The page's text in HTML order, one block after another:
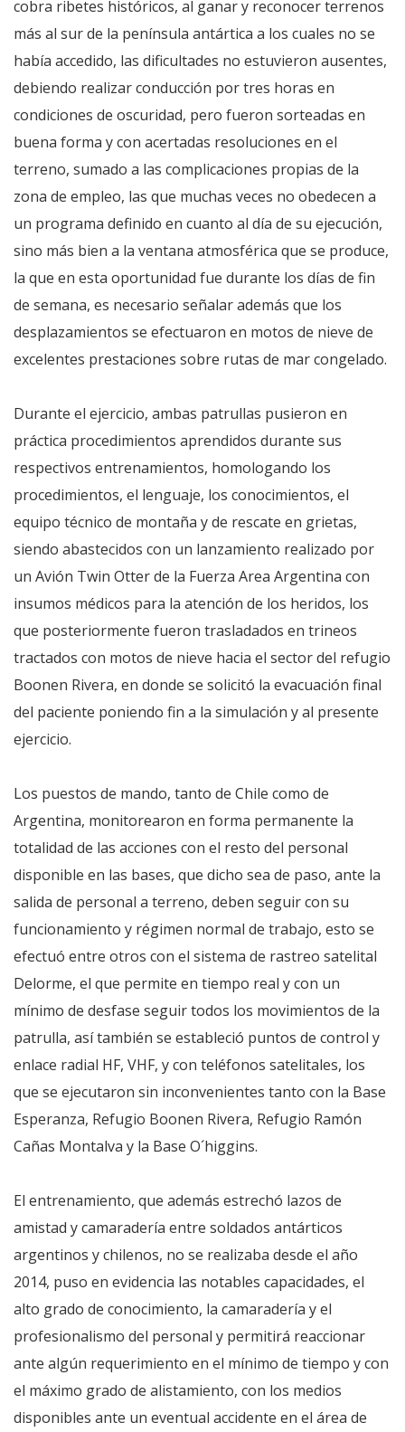
cobra ribetes históricos, al ganar y reconocer terrenos
más al sur de la península antártica a los cuales no se
había accedido, las dificultades no estuvieron ausentes,
debiendo realizar conducción por tres horas en
condiciones de oscuridad, pero fueron sorteadas en
buena forma y con acertadas resoluciones en el
terreno, sumado a las complicaciones propias de la
zona de empleo, las que muchas veces no obedecen a
un programa definido en cuanto al día de su ejecución,
sino más bien a la ventana atmosférica que se produce,
la que en esta oportunidad fue durante los días de fin
de semana, es necesario señalar además que los
desplazamientos se efectuaron en motos de nieve de
excelentes prestaciones sobre rutas de mar congelado.
Durante el ejercicio, ambas patrullas pusieron en
práctica procedimientos aprendidos durante sus
respectivos entrenamientos, homologando los
procedimientos, el lenguaje, los conocimientos, el
equipo técnico de montaña y de rescate en grietas,
siendo abastecidos con un lanzamiento realizado por
un Avión Twin Otter de la Fuerza Area Argentina con
insumos médicos para la atención de los heridos, los
que posteriormente fueron trasladados en trineos
tractados con motos de nieve hacia el sector del refugio
Boonen Rivera, en donde se solicitó la evacuación final
del paciente poniendo fin a la simulación y al presente
ejercicio.
Los puestos de mando, tanto de Chile como de
Argentina, monitorearon en forma permanente la
totalidad de las acciones con el resto del personal
disponible en las bases, que dicho sea de paso, ante la
salida de personal a terreno, deben seguir con su
funcionamiento y régimen normal de trabajo, esto se
efectuó entre otros con el sistema de rastreo satelital
Delorme, el que permite en tiempo real y con un
mínimo de desfase seguir todos los movimientos de la
patrulla, así también se estableció puntos de control y
enlace radial HF, VHF, y con teléfonos satelitales, los
que se ejecutaron sin inconvenientes tanto con la Base
Esperanza, Refugio Boonen Rivera, Refugio Ramón
Cañas Montalva y la Base O´higgins.
El entrenamiento, que además estrechó lazos de
amistad y camaradería entre soldados antárticos
argentinos y chilenos, no se realizaba desde el año
2014, puso en evidencia las notables capacidades, el
alto grado de conocimiento, la camaradería y el
profesionalismo del personal y permitirá reaccionar
ante algún requerimiento en el mínimo de tiempo y con
el máximo grado de alistamiento, con los medios
disponibles ante un eventual accidente en el área de